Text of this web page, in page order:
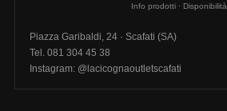
Info prodotti · Disponibilità
Piazza Garibaldi, 24 · Scafati (SA)
Tel. 081 304 45 38
Instagram: @lacicognaoutletscafati